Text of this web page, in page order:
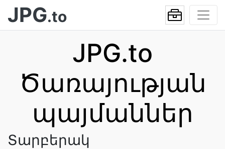
JPG.to
JPG.to
Ծառայության
պայմաններ
Տարբերակ